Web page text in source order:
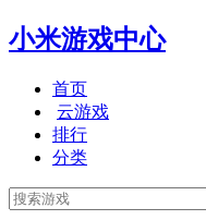
小米游戏中心
首页
云游戏
排行
分类